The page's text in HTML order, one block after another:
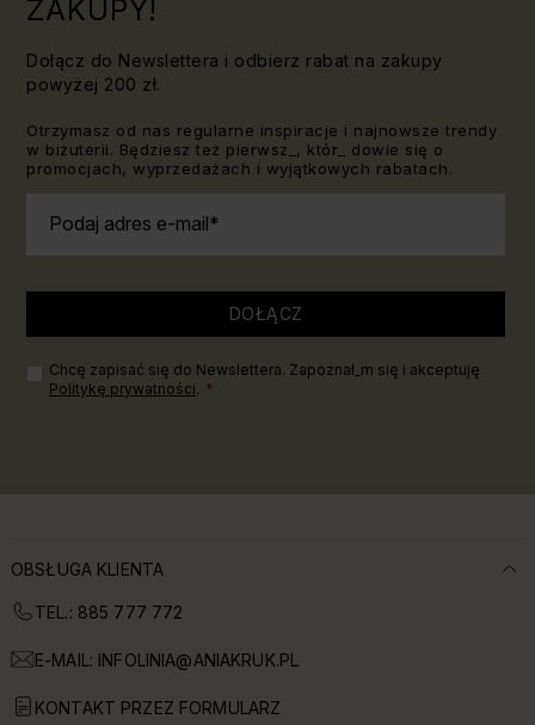
ZAKUPY!
Dołącz do Newslettera i odbierz rabat na zakupy
powyżej 200 zł.
Otrzymasz od nas regularne inspiracje i najnowsze trendy
w biżuterii. Będziesz też pierwsz_, któr_ dowie się o
promocjach, wyprzedażach i wyjątkowych rabatach.
Podaj adres e-mail
DOŁĄCZ
Chcę zapisać się do Newslettera. Zapoznał_m się i akceptuję
Politykę prywatności.
OBSŁUGA KLIENTA
TEL.: 885 777 772
E-MAIL: INFOLINIA@ANIAKRUK.PL
KONTAKT PRZEZ FORMULARZ